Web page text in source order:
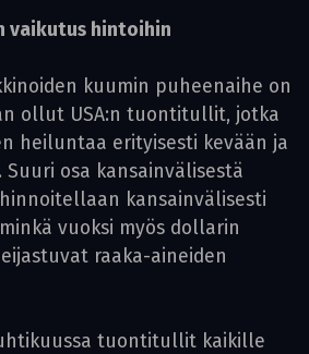
vaikutus hintoihin
kuumin puheenaihe on
ollut USA:n tuontitullit, jotka
heiluntaa erityisesti kevään ja
osa kansainvälisestä
kansainvälisesti
vuoksi myös dollarin
raaka-aineiden
tuontitullit kaikille